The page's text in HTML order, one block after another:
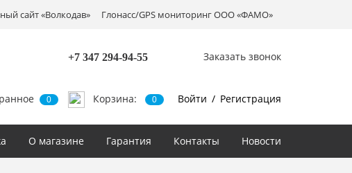
сайт «Волкодав» Глонасс/GPS мониторинг ООО «ФАМО»
0
+7 347294-94-55
Корзина: 0
Заказать звонок
Войти /Регистрация
О магазине Гарантия Контакты Новости